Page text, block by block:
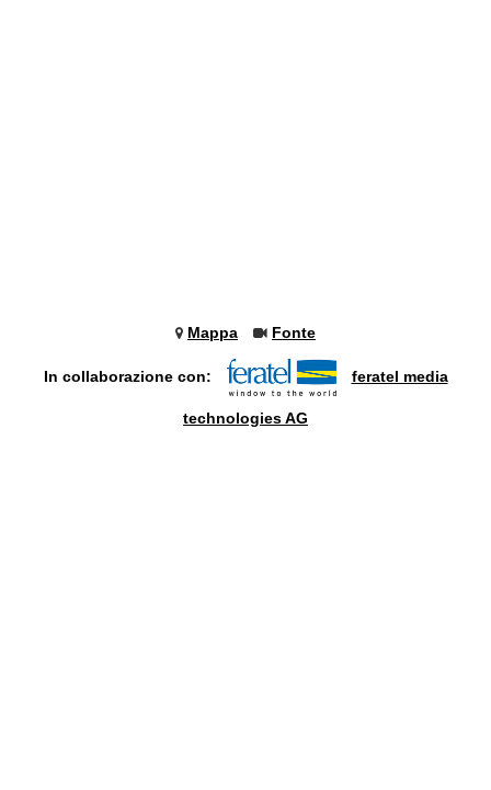
Mappa Fonte
In collaborazione con: feratel media
technologies AG